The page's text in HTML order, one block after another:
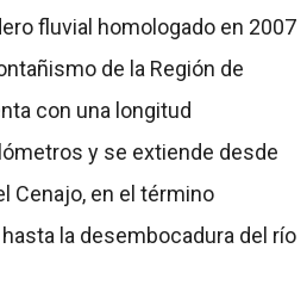
fluvial homologado en 2007
de la Región de
con una longitud
y se extiende desde
Cenajo, en el término
la desembocadura del río